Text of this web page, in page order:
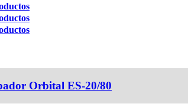
Orbital ES-20/80